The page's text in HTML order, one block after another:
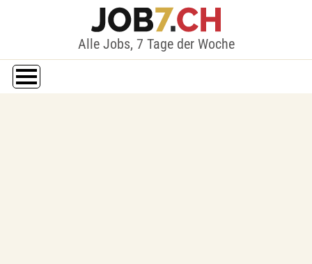
Alle Jobs, 7 Tage der Woche